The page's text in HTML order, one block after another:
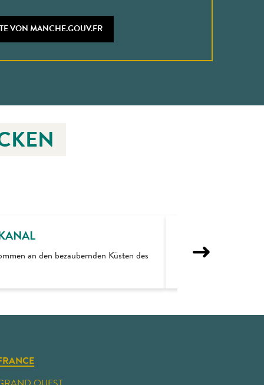
VON MANCHE.GOUV.FR
an den bezaubernden Küsten des Spaziergänge in